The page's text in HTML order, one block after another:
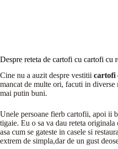
Despre reteta de cartofi cu cartofi cu
Cine nu a auzit despre vestitii cartofi
mancat de multe ori, facuti in
mai putin buni.
Unele persoane fierb cartofii, apoi ii
tigaie. Eu o sa va dau reteta
asa cum se gateste in casele si
extrem de simpla,dar de un gust